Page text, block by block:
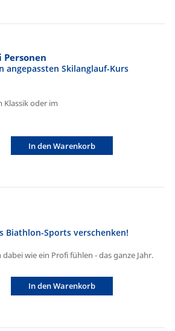
angepassten Skilanglauf-Kurs
Klassik oder im
In den Warenkorb
Biathlon-Sports verschenken!
wie ein Profi fühlen - das ganze Jahr.
In den Warenkorb